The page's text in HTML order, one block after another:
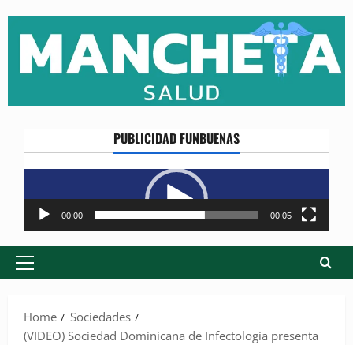
content
PUBLICIDAD FUNBUENAS
Reproductor
de
vídeo
00:00 00:05
Primary
Home
Sociedades
(VIDEO) Sociedad Dominicana de Infectología presenta